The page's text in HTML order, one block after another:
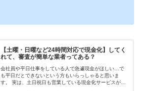
【土曜・日曜など24時間対応で現金化】してく
れて、審査が簡単な業者ってある？
会社員や平日仕事をしている人で急遽現金がほしい…で
も平日だとできないという方もいらっしゃると思いま
す。 実は、土日祝日も営業している現金化サービスがあ